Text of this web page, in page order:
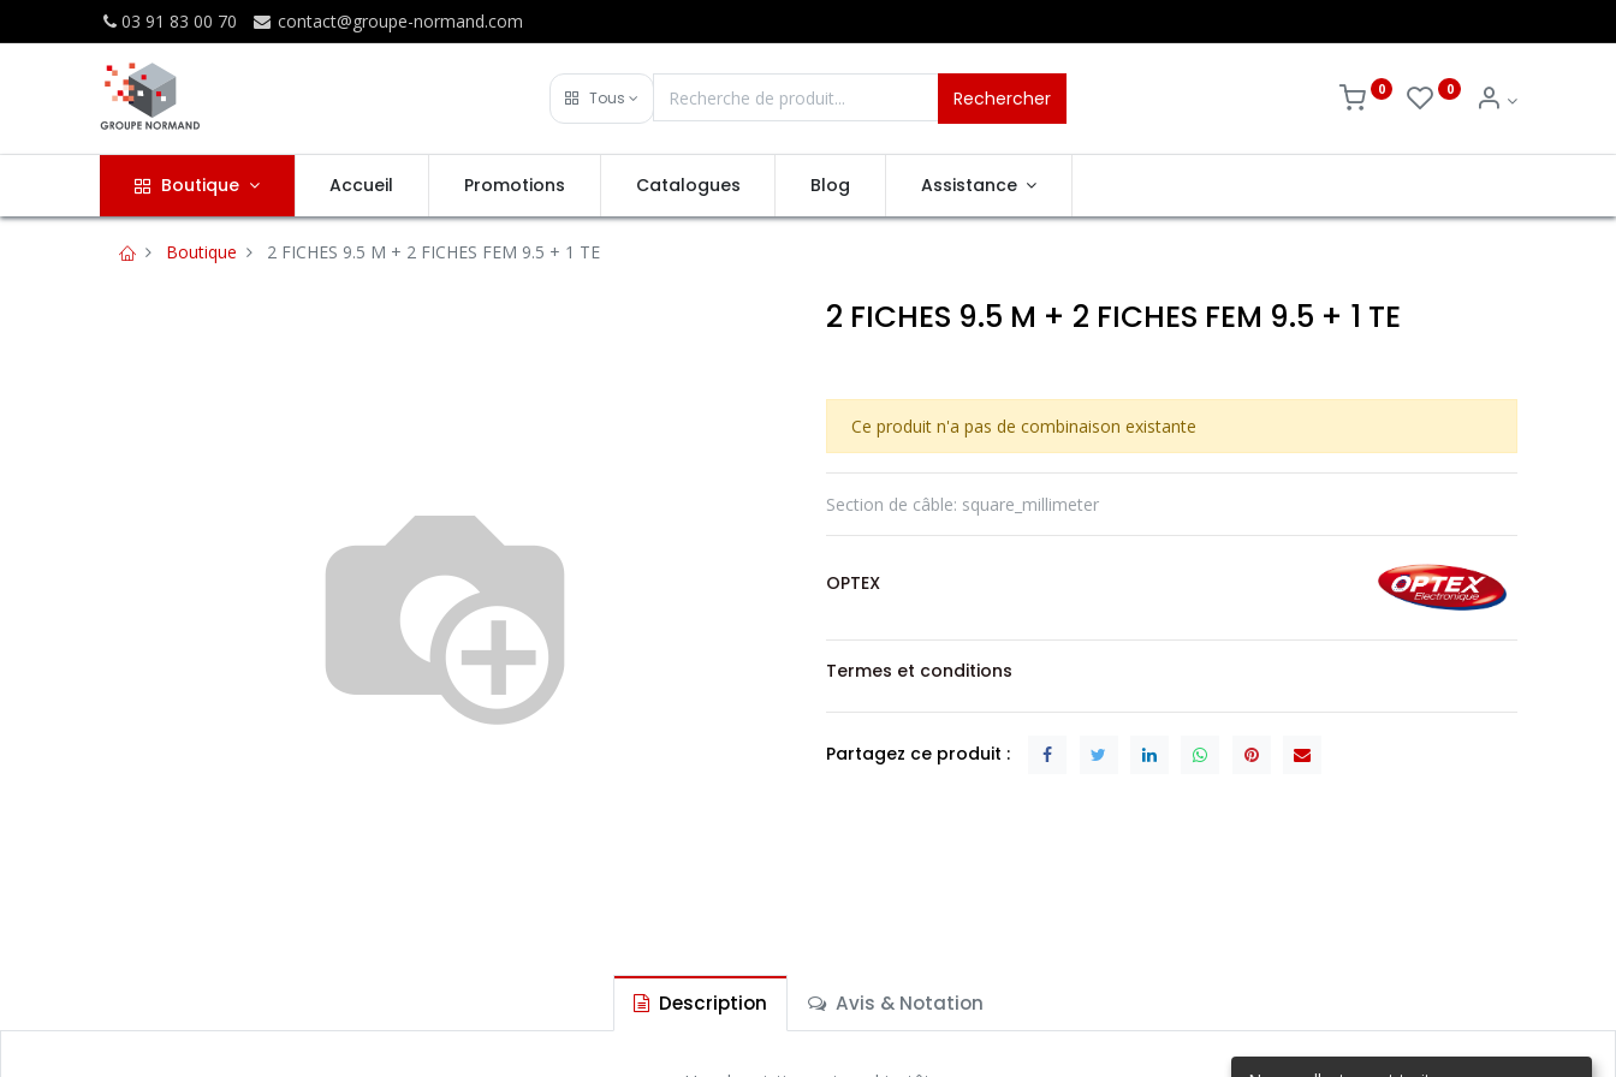
03 91 83 00 70 contact@groupe-normand.com
Tous Rechercher 0 0
Boutique Accueil Promotions Catalogues Blog Assistance
Boutique 2 FICHES 9.5 M + 2 FICHES FEM 9.5 + 1 TE
2 FICHES 9.5 M + 2 FICHES FEM 9.5 + 1 TE
Ce produit n'a pas de combinaison existante
Section de câble: square_millimeter
OPTEX
Termes et conditions
Partagez ce produit :
Description Avis & Notation